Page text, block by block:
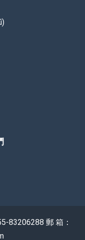
83206288 郵 箱：